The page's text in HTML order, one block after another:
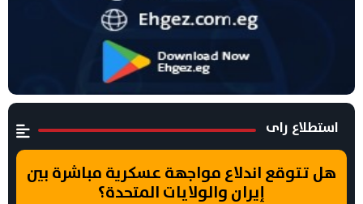
استطلاع راى
هل تتوقع اندلاع مواجهة عسكرية مباشرة بين
إيران والولايات المتحدة؟